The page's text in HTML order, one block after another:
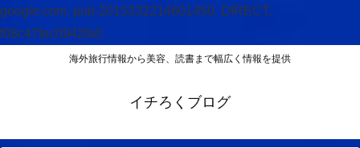
google.com, pub-2015332214601450, DIRECT,
f08c47fec0942fa0
海外旅行情報から美容、読書まで幅広く情報を提供
イチろくブログ